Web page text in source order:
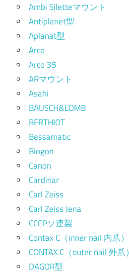
Ambi Siletteマウント
Antiplanet型
Aplanat型
Arco
Arco 35
ARマウント
Asahi
BAUSCH&LOMB
BERTHIOT
Bessamatic
Biogon
Canon
Cardinar
Carl Zeiss
Carl Zeiss Jena
CCCPソ連製
Contax C（inner nail 内爪）
CONTAX C（outer nail 外爪）
DAGOR型